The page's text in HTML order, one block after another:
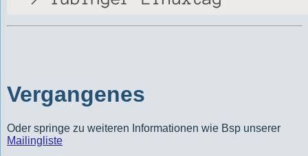
Vergangenes
Oder springe zu weiteren Informationen wie Bsp unserer
Mailingliste